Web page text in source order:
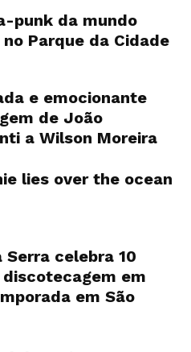
punk da mundo
Parque da Cidade
e emocionante
de João
a Wilson Moreira
lies over the ocean
Serra celebra 10
discotecagem em
em São